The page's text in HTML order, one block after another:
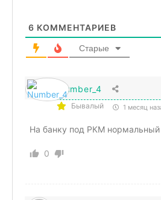
6 КОММЕНТАРИЕВ
Старые
Number_4
Бывалый 1 месяц
На банку под РКМ нормальный
0